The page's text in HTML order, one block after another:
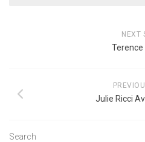
NEXT
Terence
Julie Ricci
Search